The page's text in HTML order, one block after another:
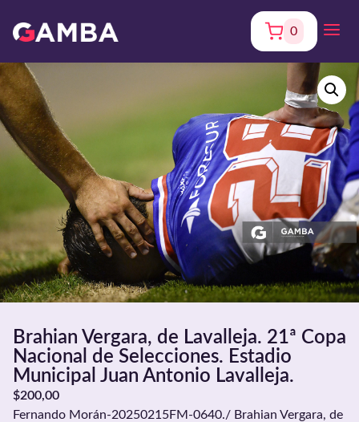
0
Brahian Vergara, de Lavalleja. 21ª Copa
Nacional de Selecciones. Estadio
Municipal Juan Antonio Lavalleja.
$200,00
Fernando Morán-20250215FM-0640./ Brahian Vergara, de